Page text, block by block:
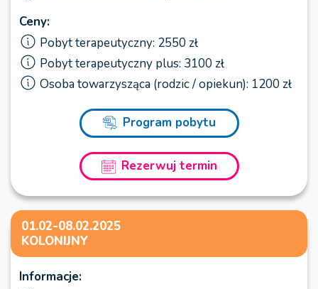
Ceny:
Pobyt terapeutyczny: 2550 zł
Pobyt terapeutyczny plus: 3100 zł
Osoba towarzysząca (rodzic / opiekun): 1200 zł
Program pobytu
Rezerwuj termin
01.02-08.02.2025
KOLONIJNY
Informacje: